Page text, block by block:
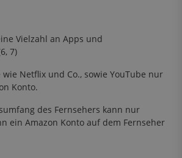
Vielzahl an Apps und
7)
Netflix und Co., sowie YouTube nur
Konto.
des Fernsehers kann nur
ein Amazon Konto auf dem Fernseher